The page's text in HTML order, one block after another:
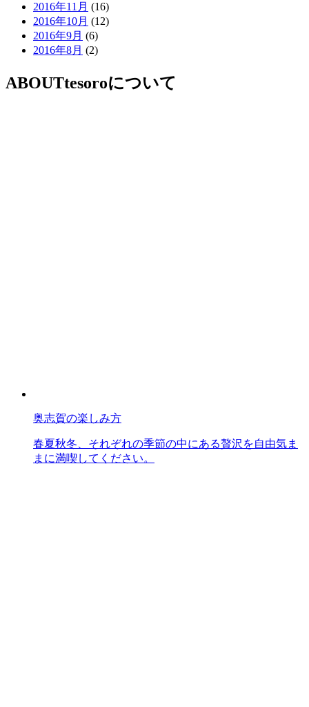
2016年11月 (16)
2016年10月 (12)
2016年9月 (6)
2016年8月 (2)
ABOUTtesoroについて
奥志賀の楽しみ方
春夏秋冬、それぞれの季節の中にある贅沢を自由気ま
まに満喫してください。